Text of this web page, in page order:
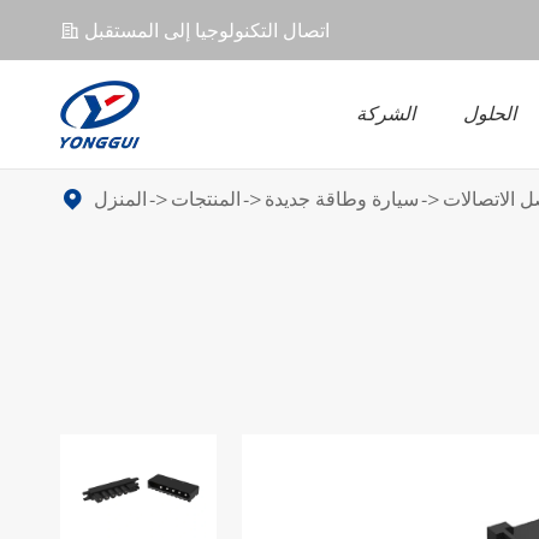
𐄀 اتصال التكنولوجيا إلى المستقبل
الشركة الحلول
المنزل المنتجات سيارة وطاقة جديدة الاتصالات